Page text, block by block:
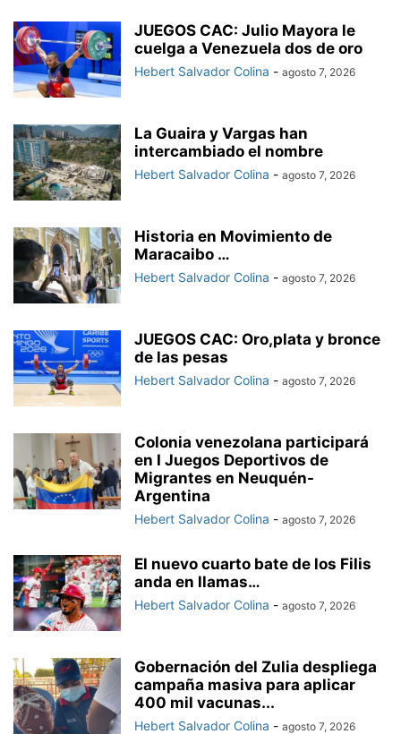
JUEGOS CAC: Julio Mayora le
cuelga a Venezuela dos de oro
Hebert Salvador Colina - agosto 7, 2026
La Guaira y Vargas han
intercambiado el nombre
Hebert Salvador Colina - agosto 7, 2026
Historia en Movimiento de
Maracaibo …
Hebert Salvador Colina - agosto 7, 2026
JUEGOS CAC: Oro,plata y bronce
de las pesas
Hebert Salvador Colina - agosto 7, 2026
Colonia venezolana participará
en I Juegos Deportivos de
Migrantes en Neuquén-
Argentina
Hebert Salvador Colina - agosto 7, 2026
El nuevo cuarto bate de los Filis
anda en llamas…
Hebert Salvador Colina - agosto 7, 2026
Gobernación del Zulia despliega
campaña masiva para aplicar
400 mil vacunas...
Hebert Salvador Colina - agosto 7, 2026